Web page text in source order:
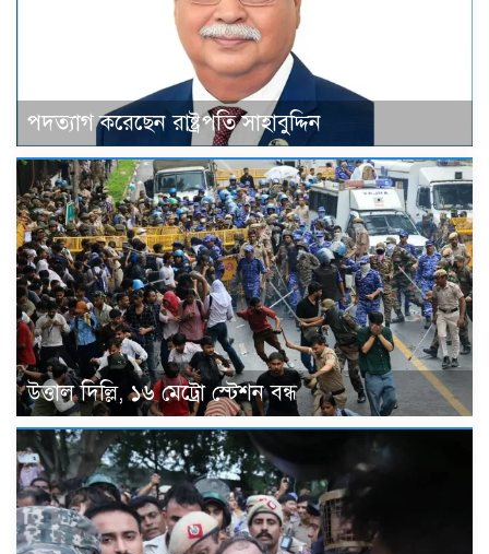
পদত্যাগ করেছেন রাষ্ট্রপতি সাহাবুদ্দিন
উত্তাল দিল্লি, ১৬ মেট্রো স্টেশন বন্ধ